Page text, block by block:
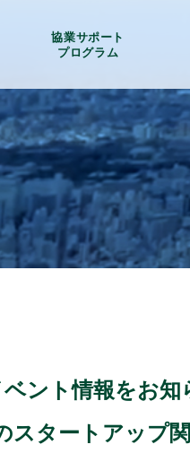
協業サポート
プログラム
ント情報をお知
スタートアップ